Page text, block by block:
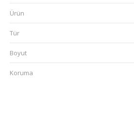
Ürün
Tür
Boyut
Koruma